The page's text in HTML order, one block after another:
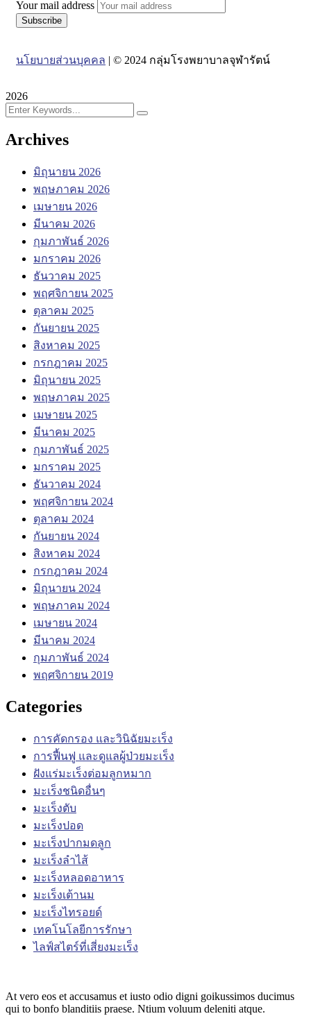
Your mail address
นโยบายส่วนบุคคล | © 2024 กลุ่มโรงพยาบาลจุฬารัตน์
2026
Archives
มิถุนายน 2026
พฤษภาคม 2026
เมษายน 2026
มีนาคม 2026
กุมภาพันธ์ 2026
มกราคม 2026
ธันวาคม 2025
พฤศจิกายน 2025
ตุลาคม 2025
กันยายน 2025
สิงหาคม 2025
กรกฎาคม 2025
มิถุนายน 2025
พฤษภาคม 2025
เมษายน 2025
มีนาคม 2025
กุมภาพันธ์ 2025
มกราคม 2025
ธันวาคม 2024
พฤศจิกายน 2024
ตุลาคม 2024
กันยายน 2024
สิงหาคม 2024
กรกฎาคม 2024
มิถุนายน 2024
พฤษภาคม 2024
เมษายน 2024
มีนาคม 2024
กุมภาพันธ์ 2024
พฤศจิกายน 2019
Categories
การคัดกรอง และวินิฉัยมะเร็ง
การฟื้นฟู และดูแลผู้ป่วยมะเร็ง
ฝังแร่มะเร็งต่อมลูกหมาก
มะเร็งชนิดอื่นๆ
มะเร็งตับ
มะเร็งปอด
มะเร็งปากมดลูก
มะเร็งลำไส้
มะเร็งหลอดอาหาร
มะเร็งเต้านม
มะเร็งไทรอยด์
เทคโนโลยีการรักษา
ไลฟ์สไตร์ที่เสี่ยงมะเร็ง
At vero eos et accusamus et iusto odio digni goikussimos ducimus
qui to bonfo blanditiis praese. Ntium voluum deleniti atque.